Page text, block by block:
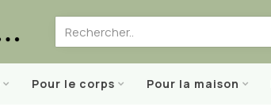
Pour le corps Pour la maison